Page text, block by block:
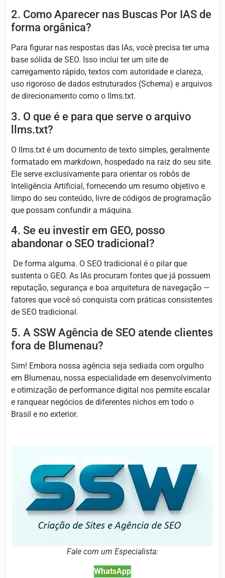
2. Como Aparecer nas Buscas Por IAS de
forma orgânica?
Para figurar nas respostas das IAs, você precisa ter uma
base sólida de SEO. Isso inclui ter um site de
carregamento rápido, textos com autoridade e clareza,
uso rigoroso de dados estruturados (Schema) e arquivos
de direcionamento como o llms.txt.
3. O que é e para que serve o arquivo
llms.txt?
O llms.txt é um documento de texto simples, geralmente
formatado em markdown, hospedado na raiz do seu site.
Ele serve exclusivamente para orientar os robôs de
Inteligência Artificial, fornecendo um resumo objetivo e
limpo do seu conteúdo, livre de códigos de programação
que possam confundir a máquina.
4. Se eu investir em GEO, posso
abandonar o SEO tradicional?
De forma alguma. O SEO tradicional é o pilar que
sustenta o GEO. As IAs procuram fontes que já possuem
reputação, segurança e boa arquitetura de navegação —
fatores que você só conquista com práticas consistentes
de SEO tradicional.
5. A SSW Agência de SEO atende clientes
fora de Blumenau?
Sim! Embora nossa agência seja sediada com orgulho
em Blumenau, nossa especialidade em desenvolvimento
e otimização de performance digital nos permite escalar
e ranquear negócios de diferentes nichos em todo o
Brasil e no exterior.
Fale com um Especialista:
WhatsApp